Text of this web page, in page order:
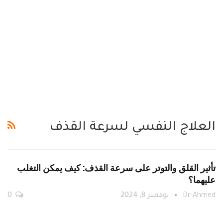
العلاج النفسي لسرعة القذف
تأثير القلق والتوتر على سرعة القذف: كيف يمكن التغلب
عليهما؟
Dr-Ahmed نوفمبر 8, 2024